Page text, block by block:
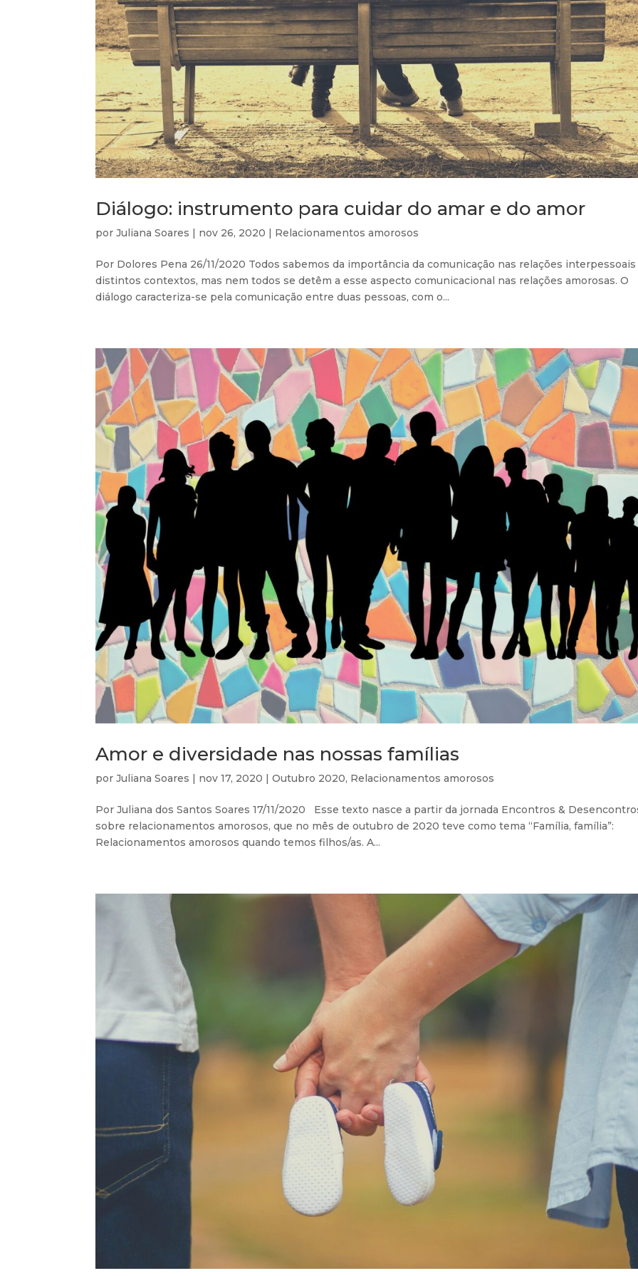
Diálogo: instrumento para cuidar do amar e do amor
porJuliana Soares | nov 26, 2020 | Relacionamentos amorosos
Por Dolores Pena 26/11/2020 Todos sabemos da importância da comunicação nas relações
distintos contextos, mas nem todos se detêm a esse aspecto comunicacional nas relações amorosas. O
diálogo caracteriza-se pela comunicação entre duas pessoas, com o...
Amor e diversidade nas nossas famílias
porJuliana Soares nov 17, 2020 |Outubro 2020, Relacionamentos amorosos
Por Juliana dos Santos Soares 17/11/2020 Esse texto nasce a partir da jornada Encontros &
sobre relacionamentos amorosos, que no mês de outubro de 2020 teve como tema “Família, família”:
Relacionamentos amorosos quando temos filhos/as. A...